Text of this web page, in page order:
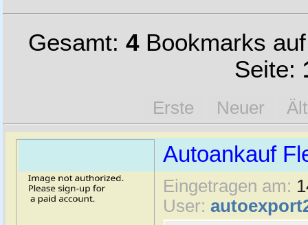
Gesamt: 4Bookmarks
Seite:
Erste Neuer
Autoankauf
Eingetragen am:
User: